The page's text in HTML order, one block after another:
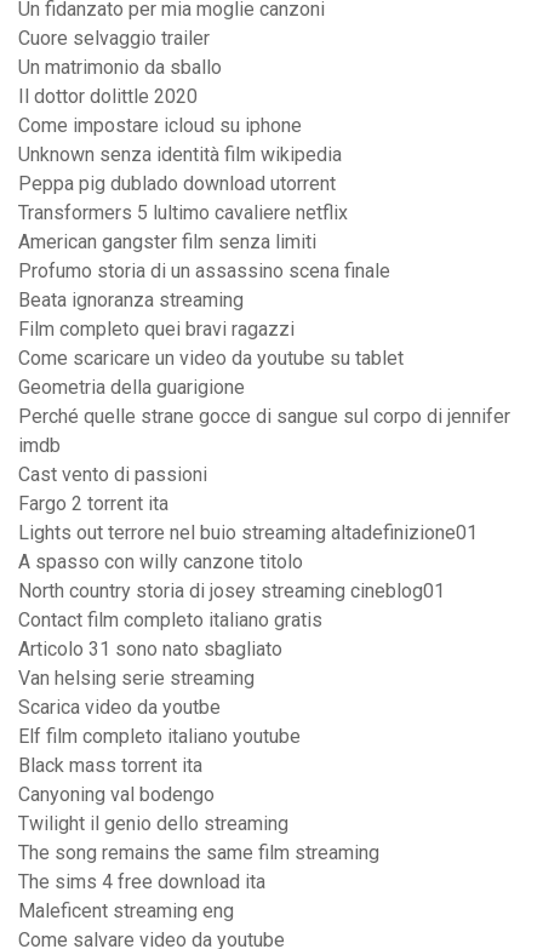
Un fidanzato per mia moglie canzoni
Cuore selvaggio trailer
Un matrimonio da sballo
Il dottor dolittle 2020
Come impostare icloud su iphone
Unknown senza identità film wikipedia
Peppa pig dublado download utorrent
Transformers 5 lultimo cavaliere netflix
American gangster film senza limiti
Profumo storia di un assassino scena finale
Beata ignoranza streaming
Film completo quei bravi ragazzi
Come scaricare un video da youtube su tablet
Geometria della guarigione
Perché quelle strane gocce di sangue sul corpo di jennifer
imdb
Cast vento di passioni
Fargo 2 torrent ita
Lights out terrore nel buio streaming altadefinizione01
A spasso con willy canzone titolo
North country storia di josey streaming cineblog01
Contact film completo italiano gratis
Articolo 31 sono nato sbagliato
Van helsing serie streaming
Scarica video da youtbe
Elf film completo italiano youtube
Black mass torrent ita
Canyoning val bodengo
Twilight il genio dello streaming
The song remains the same film streaming
The sims 4 free download ita
Maleficent streaming eng
Come salvare video da youtube